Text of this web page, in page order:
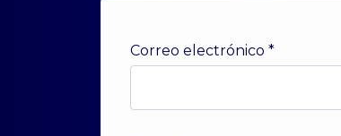
Correo electrónico *